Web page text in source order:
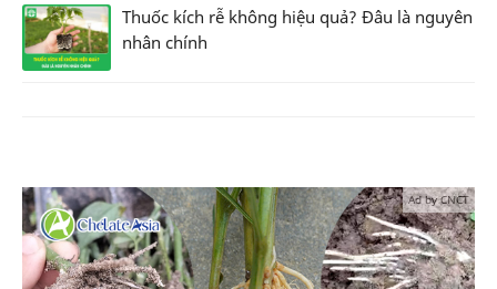
Thuốc kích rễ không hiệu quả? Đâu là nguyên
nhân chính
Ad by CNCT